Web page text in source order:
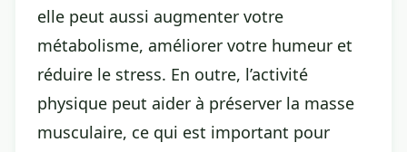
elle peut aussi augmenter votre
métabolisme, améliorer votre humeur et
réduire le stress. En outre, l’activité
physique peut aider à préserver la masse
musculaire, ce qui est important pour